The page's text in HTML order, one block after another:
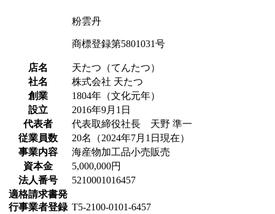
粉雲丹
商標登録第5801031号
店名
天たつ（てんたつ）
社名
株式会社 天たつ
創業
1804年（文化元年）
設立
2016年9月1日
代表者
代表取締役社長 天野 準一
従業員数
20名（2024年7月1日現在）
事業内容
海産物加工品小売販売
資本金
5,000,000円
法人番号
5210001016457
適格請求書発
行事業者登録 T5-2100-0101-6457